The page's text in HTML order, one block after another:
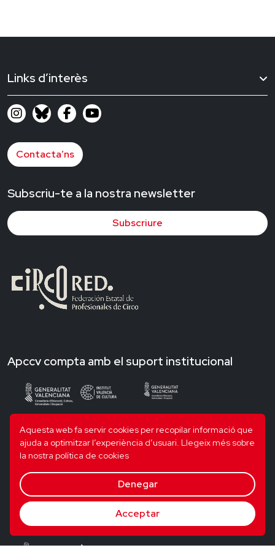
Aquesta web fa servir cookies per recopilar informació que
ajuda a optimitzar l’experiència d’usuari. Llegeix més sobre
la nostra política de cookies
Denegar
Acceptar
Links d’interès
Contacta’ns
Subscriu-te a la nostra newsletter
Subscriure
Apccv compta amb el suport institucional